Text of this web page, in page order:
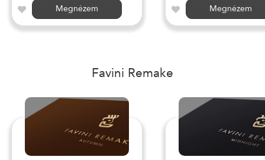
Megnézem
Megnézem
Favini Remake